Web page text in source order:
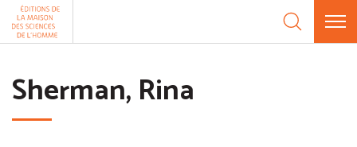
Aller au contenu
Sherman, Rina
Panneau de gestion des cookies